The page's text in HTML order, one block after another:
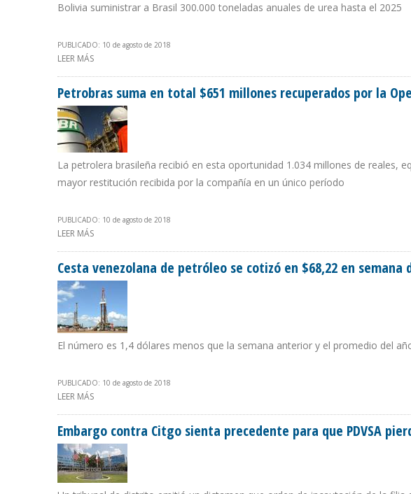
Bolivia suministrar a Brasil 300.000 toneladas anuales de urea hasta el 2025
PUBLICADO: 10 de agosto de 2018
LEER MÁS
Petrobras suma en total $651 millones recuperados por la
La petrolera brasileña recibió en esta oportunidad 1.034 millones de reales,
mayor restitución recibida por la compañía en un único período
PUBLICADO: 10 de agosto de 2018
LEER MÁS
Cesta venezolana de petróleo se cotizó en $68,22 en semana
El número es 1,4 dólares menos que la semana anterior y el promedio del
PUBLICADO: 10 de agosto de 2018
LEER MÁS
Embargo contra Citgo sienta precedente para que PDVSA